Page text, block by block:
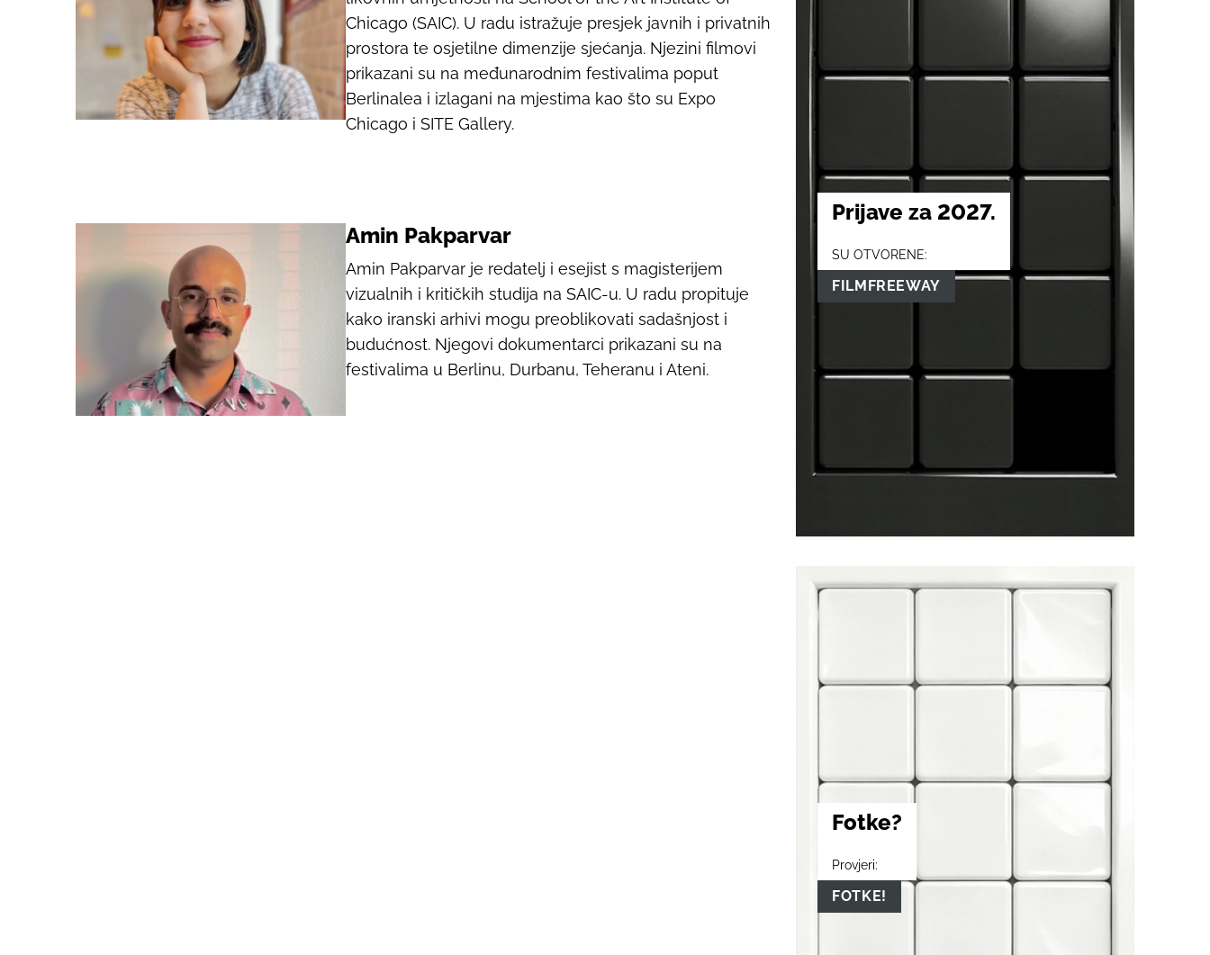
Chicago (SAIC). U radu istražuje presjek javnih i privatnih
prostora te osjetilne dimenzije sjećanja. Njezini filmovi
prikazani su na međunarodnim festivalima poput
Berlinalea i izlagani na mjestima kao što su Expo
Chicago i SITE Gallery.
Amin Pakparvar
Amin Pakparvar je redatelj i esejist s magisterijem
vizualnih i kritičkih studija na SAIC-u. U radu propituje
kako iranski arhivi mogu preoblikovati sadašnjost i
budućnost. Njegovi dokumentarci prikazani su na
festivalima u Berlinu, Durbanu, Teheranu i Ateni.
Prijave za 2027.
SU OTVORENE:
FILMFREEWAY
Fotke?
Provjeri:
FOTKE!